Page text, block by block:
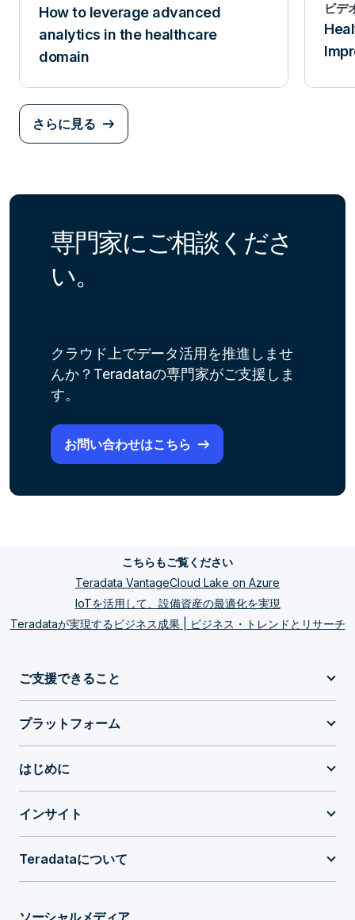
How to leverage advanced
analytics in the healthcare
domain
ビデ
さらに見る
専門家にご相談くださ
い。
クラウド上でデータ活用を推進しませ
んか？Teradataの専門家がご支援しま
す。
お問い合わせはこちら
こちらもご覧ください
Teradata VantageCloud Lake on Azure
IoTを活用して、設備資産の最適化を実現
Teradataが実現するビジネス成果 | ビジネス・トレンドとリサーチ
ご支援できること
プラットフォーム
はじめに
インサイト
Teradataについて
ソーシャルメディア